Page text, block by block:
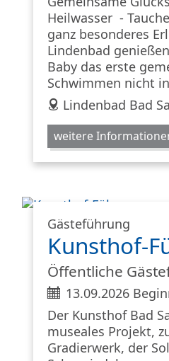
Heilwasser -
ganz besonderes
Lindenbad
Baby das erste
Schwimmen nicht in
address
Lindenbad Bad
weitere
Gästeführung
Kunsthof-
Öffentliche
ticket13.09.2026
Der Kunsthof Bad
museales Projekt,
Gradierwerk, der